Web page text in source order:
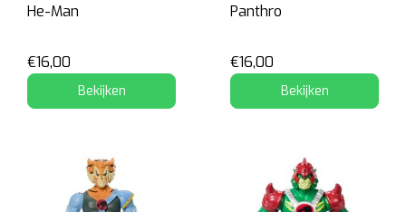
He-Man
€16,00
Bekijken
Panthro
€16,00
Bekijken